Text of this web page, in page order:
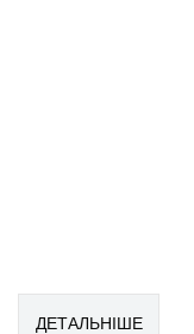
ДЕТАЛЬНІШЕ